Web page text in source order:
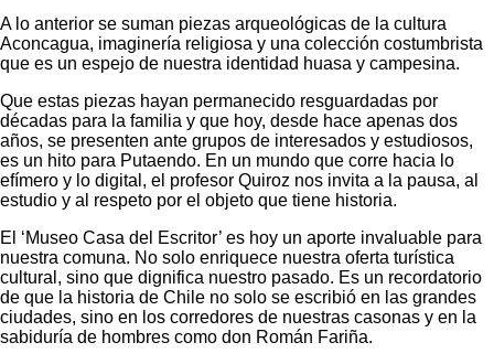
A lo anterior se suman piezas arqueológicas de la cultura
Aconcagua, imaginería religiosa y una colección costumbrista
que es un espejo de nuestra identidad huasa y campesina.
Que estas piezas hayan permanecido resguardadas por
décadas para la familia y que hoy, desde hace apenas dos
años, se presenten ante grupos de interesados y estudiosos,
es un hito para Putaendo. En un mundo que corre hacia lo
efímero y lo digital, el profesor Quiroz nos invita a la pausa, al
estudio y al respeto por el objeto que tiene historia.
El ‘Museo Casa del Escritor’ es hoy un aporte invaluable para
nuestra comuna. No solo enriquece nuestra oferta turística
cultural, sino que dignifica nuestro pasado. Es un recordatorio
de que la historia de Chile no solo se escribió en las grandes
ciudades, sino en los corredores de nuestras casonas y en la
sabiduría de hombres como don Román Fariña.